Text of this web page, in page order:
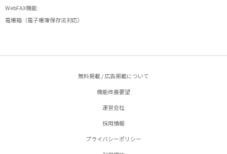
WebFAX機能
電帳箱（電子帳簿保存法対応）
無料掲載 / 広告掲載について
機能改善要望
運営会社
採用情報
プライバシーポリシー